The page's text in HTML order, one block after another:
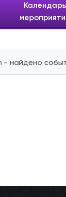
Календарь
- найдено